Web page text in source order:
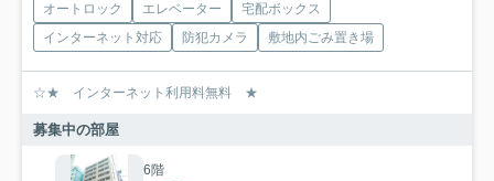
オートロック エレベーター
宅配ボックス
インターネット対応
防犯カメラ 敷地内ごみ置き場
☆★ インターネット利用料無料 ★
募集中の部屋
6階